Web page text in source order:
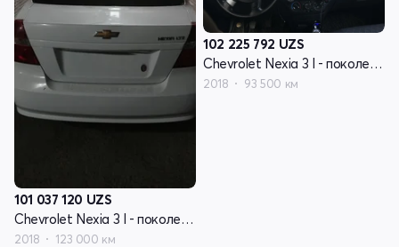
101 037 120 UZS
Chevrolet Nexia 3 I - поколение
2018 123 000 км
102 225 792 UZS
Chevrolet Nexia 3 I - поколение
2018 93 500 км